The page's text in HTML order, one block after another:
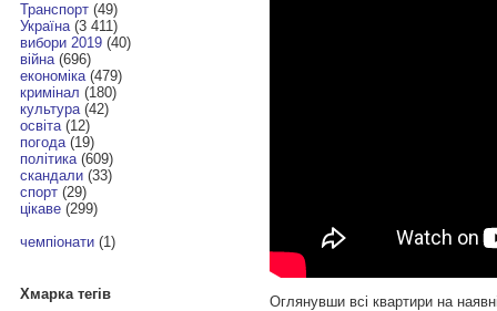
Транспорт(49)
Україна(3 411)
вибори 2019(40)
війна(696)
економіка(479)
кримінал (180)
культура(42)
освіта(12)
погода(19)
політика(609)
скандали(33)
спорт(29)
цікаве(299)
чемпіонати(1)
Хмарка тегів
Оглянувши всі квартири на